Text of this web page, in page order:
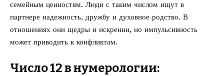
семейным ценностям. Люди с таким числом ищут в
партнере надежность, дружбу и духовное родство. В
отношениях они щедры и искренни, но импульсивность
может приводить к конфликтам.
Число 12 в нумерологии: